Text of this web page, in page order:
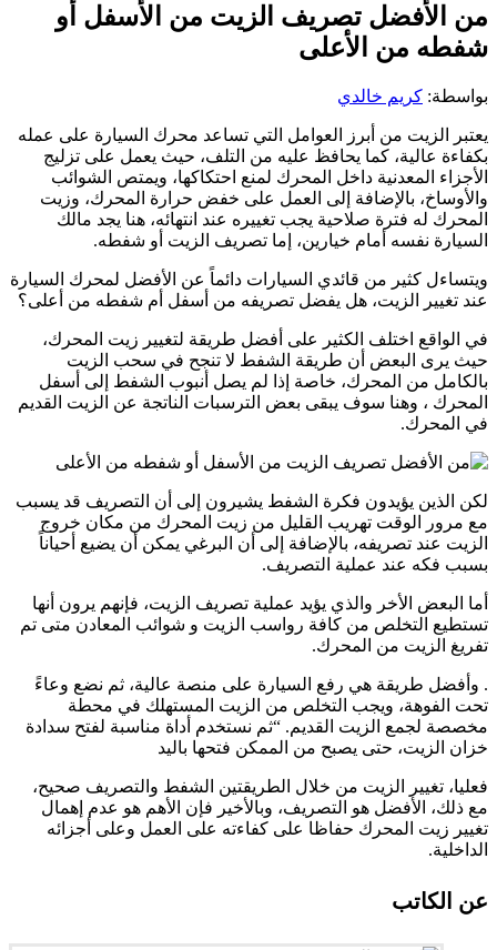
من الأفضل تصريف الزيت من الأسفل أو
شفطه من الأعلى
بواسطة: كريم خالدي
يعتبر الزيت من أبرز العوامل التي تساعد محرك السيارة على عمله
بكفاءة عالية، كما يحافظ عليه من التلف، حيث يعمل على تزليج
الأجزاء المعدنية داخل المحرك لمنع احتكاكها، ويمتص الشوائب
والأوساخ، بالإضافة إلى العمل على خفض حرارة المحرك، وزيت
المحرك له فترة صلاحية يجب تغييره عند انتهائه، هنا يجد مالك
السيارة نفسه أمام خيارين، إما تصريف الزيت أو شفطه.
ويتساءل كثير من قائدي السيارات دائماً عن الأفضل لمحرك السيارة
عند تغيير الزيت، هل يفضل تصريفه من أسفل أم شفطه من أعلى؟
في الواقع اختلف الكثير على أفضل طريقة لتغيير زيت المحرك،
حيث يرى البعض أن طريقة الشفط لا تنجح في سحب الزيت
بالكامل من المحرك، خاصة إذا لم يصل أنبوب الشفط إلى أسفل
المحرك ، وهنا سوف يبقى بعض الترسبات الناتجة عن الزيت القديم
في المحرك.
لكن الذين يؤيدون فكرة الشفط يشيرون إلى أن التصريف قد يسبب
مع مرور الوقت تهريب القليل من زيت المحرك من مكان خروج
الزيت عند تصريفه، بالإضافة إلى أن البرغي يمكن أن يضيع أحياناً
بسبب فكه عند عملية التصريف.
أما البعض الأخر والذي يؤيد عملية تصريف الزيت، فإنهم يرون أنها
تستطيع التخلص من كافة رواسب الزيت و شوائب المعادن متى تم
تفريغ الزيت من المحرك.
. وأفضل طريقة هي رفع السيارة على منصة عالية، ثم نضع وعاءً
تحت الفوهة، ويجب التخلص من الزيت المستهلك في محطة
مخصصة لجمع الزيت القديم. “ثم نستخدم أداة مناسبة لفتح سدادة
خزان الزيت، حتى يصبح من الممكن فتحها باليد
فعليا، تغيير الزيت من خلال الطريقتين الشفط والتصريف صحيح،
مع ذلك، الأفضل هو التصريف، وبالأخير فإن الأهم هو عدم إهمال
تغيير زيت المحرك حفاظا على كفاءته على العمل وعلى أجزائه
الداخلية.
عن الكاتب